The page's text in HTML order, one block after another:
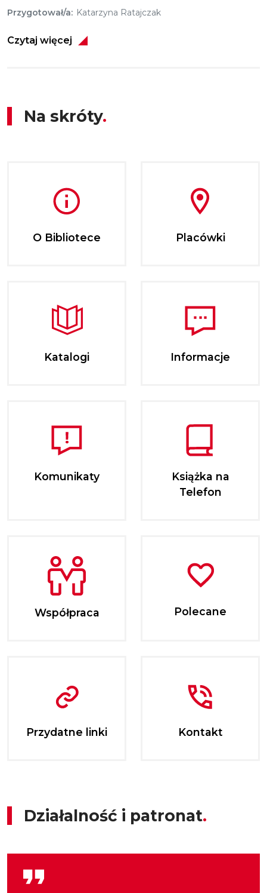
Przygotował/a Katarzyna Ratajczak
Czytaj więcej
Na skróty
O Bibliotece Placówki
Katalogi Informacje
Komunikaty
Książka na
Telefon
Współpraca Polecane
Przydatne linki Kontakt
Działalność i patronat